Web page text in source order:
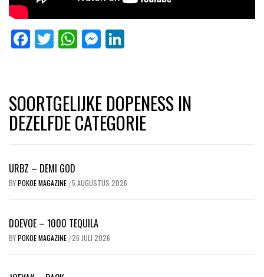
Facebook
Twitter
WhatsApp
Messenger
SOORTGELIJKE DOPENESS IN
DEZELFDE CATEGORIE
URBZ – DEMI GOD
BYPOKOE MAGAZINE /5 AUGUSTUS 2026
DOEVOE – 1000 TEQUILA
BYPOKOE MAGAZINE /26 JULI 2026